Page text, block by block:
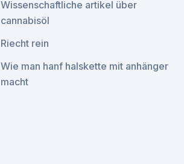
Wissenschaftliche artikel über
cannabisöl
Riecht rein
Wie man hanf halskette mit anhänger
macht